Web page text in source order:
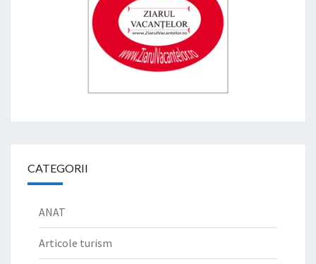
CATEGORII
ANAT
Articole turism